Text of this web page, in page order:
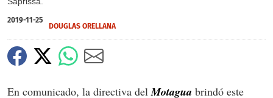
2019-11-25
DOUGLAS ORELLANA
En comunicado, la directiva delMotagua brindó este